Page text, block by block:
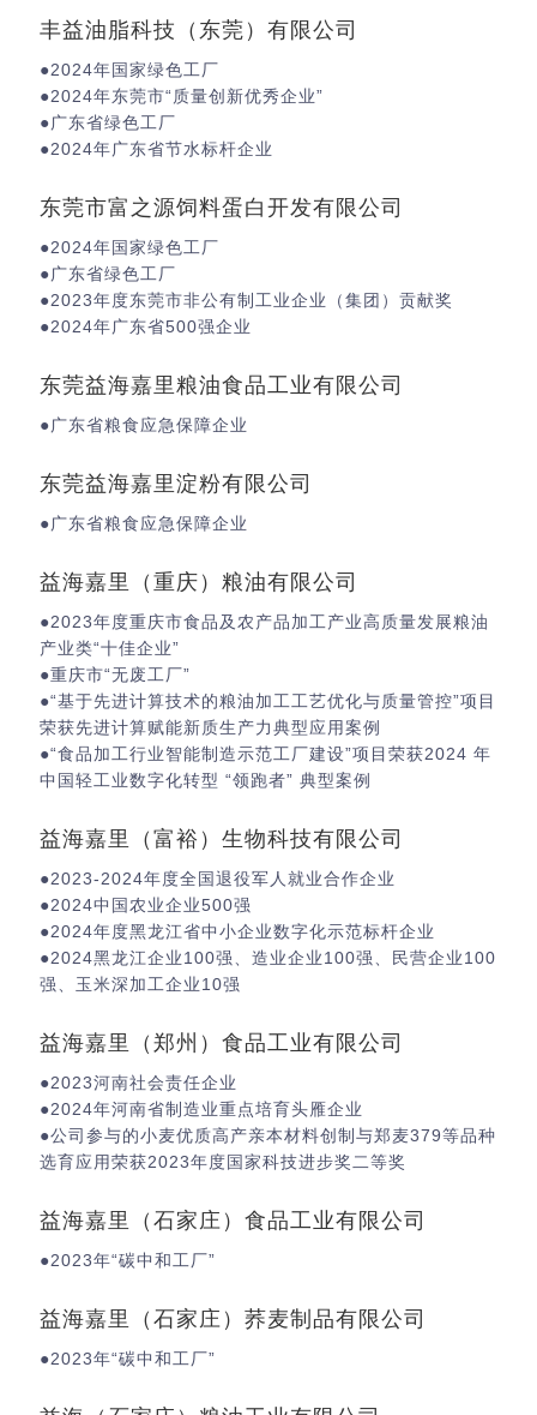
丰益油脂科技（东莞）有限公司
●2024年国家绿色工厂
●2024年东莞市“质量创新优秀企业”
●广东省绿色工厂
●2024年广东省节水标杆企业
东莞市富之源饲料蛋白开发有限公司
●2024年国家绿色工厂
●广东省绿色工厂
●2023年度东莞市非公有制工业企业（集团）贡献奖
●2024年广东省500强企业
东莞益海嘉里粮油食品工业有限公司
●广东省粮食应急保障企业
东莞益海嘉里淀粉有限公司
●广东省粮食应急保障企业
益海嘉里（重庆）粮油有限公司
●2023年度重庆市食品及农产品加工产业高质量发展粮油
产业类“十佳企业”
●重庆市“无废工厂”
●“基于先进计算技术的粮油加工工艺优化与质量管控”项目
荣获先进计算赋能新质生产力典型应用案例
●“食品加工行业智能制造示范工厂建设”项目荣获2024 年
中国轻工业数字化转型 “领跑者” 典型案例
益海嘉里（富裕）生物科技有限公司
●2023-2024年度全国退役军人就业合作企业
●2024中国农业企业500强
●2024年度黑龙江省中小企业数字化示范标杆企业
●2024黑龙江企业100强、造业企业100强、民营企业100
强、玉米深加工企业10强
益海嘉里（郑州）食品工业有限公司
●2023河南社会责任企业
●2024年河南省制造业重点培育头雁企业
●公司参与的小麦优质高产亲本材料创制与郑麦379等品种
选育应用荣获2023年度国家科技进步奖二等奖
益海嘉里（石家庄）食品工业有限公司
●2023年“碳中和工厂”
益海嘉里（石家庄）荞麦制品有限公司
●2023年“碳中和工厂”